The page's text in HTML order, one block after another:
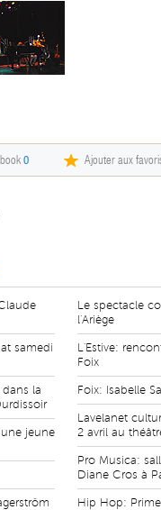
0 Ajouter aux
samedi
dans la
jeune
Le spectacle
l'Ariège
L'Estive:
Foix
Foix: Isabelle
Lavelanet
2 avril au
Pro Musica:
Diane Cros à
Hip Hop: